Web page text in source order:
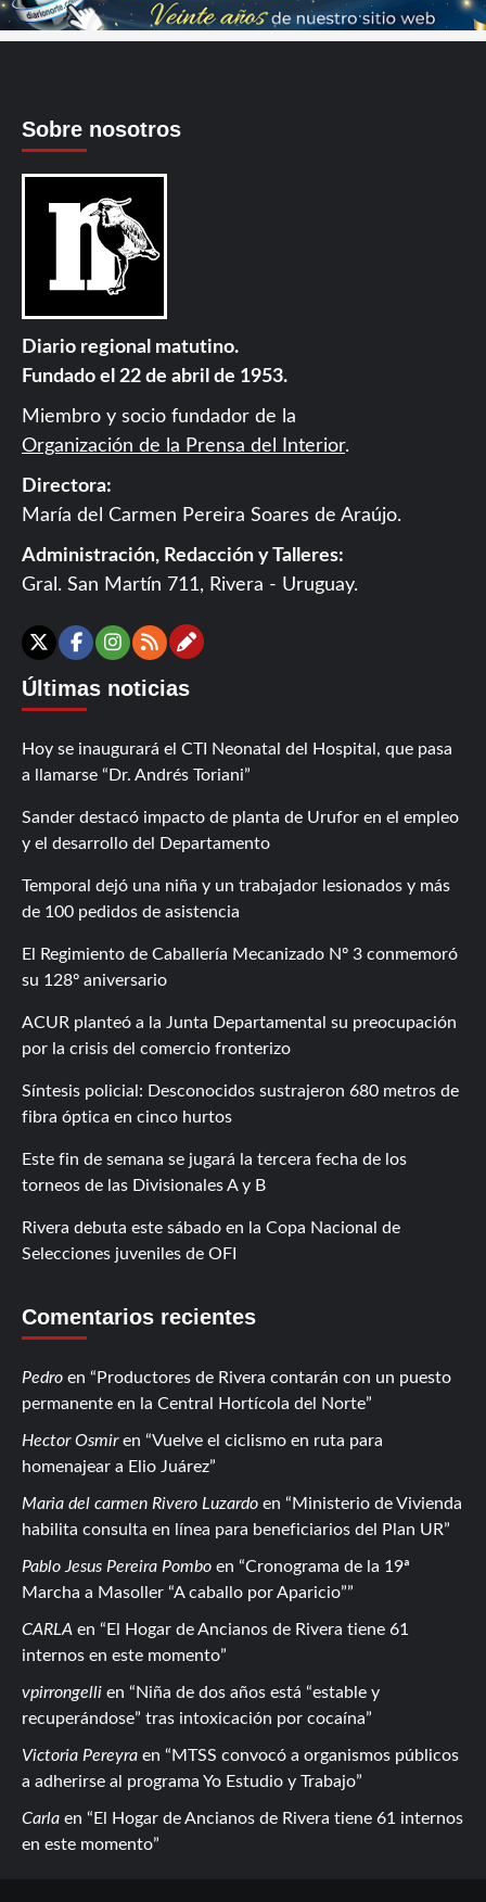
Sobre nosotros
Diario regional matutino.
Fundado el 22 de abril de 1953.
Miembro y socio fundador de la
Organización de la Prensa del Interior.
Directora:
María del Carmen Pereira Soares de Araújo.
Administración, Redacción y Talleres:
Gral. San Martín 711, Rivera - Uruguay.
X Facebook
Instagram
RSSContáctanos
Últimas noticias
Hoy se inaugurará el CTI Neonatal del Hospital, que pasa
a llamarse “Dr. Andrés Toriani”
Sander destacó impacto de planta de Urufor en el empleo
y el desarrollo del Departamento
Temporal dejó una niña y un trabajador lesionados y más
de 100 pedidos de asistencia
El Regimiento de Caballería Mecanizado Nº 3 conmemoró
su 128º aniversario
ACUR planteó a la Junta Departamental su preocupación
por la crisis del comercio fronterizo
Síntesis policial: Desconocidos sustrajeron 680 metros de
fibra óptica en cinco hurtos
Este fin de semana se jugará la tercera fecha de los
torneos de las Divisionales A y B
Rivera debuta este sábado en la Copa Nacional de
Selecciones juveniles de OFI
Comentarios recientes
Pedro en
Productores de Rivera contarán con un puesto
permanente en la Central Hortícola del Norte
Hector Osmiren
Vuelve el ciclismo en ruta para
homenajear a Elio Juárez
Maria del carmen Rivero Luzardo en
Ministerio de Vivienda
habilita consulta en línea para beneficiarios del Plan UR
Pablo Jesus Pereira Pombo en
Cronograma de la 19ª
Marcha a Masoller “A caballo por Aparicio”
CARLA en
El Hogar de Ancianos de Rivera tiene 61
internos en este momento
vpirrongelli en
Niña de dos años está “estable y
recuperándose” tras intoxicación por cocaína
Victoria Pereyra en
MTSS convocó a organismos públicos
a adherirse al programa Yo Estudio y Trabajo
Carla en
El Hogar de Ancianos de Rivera tiene 61 internos
en este momento